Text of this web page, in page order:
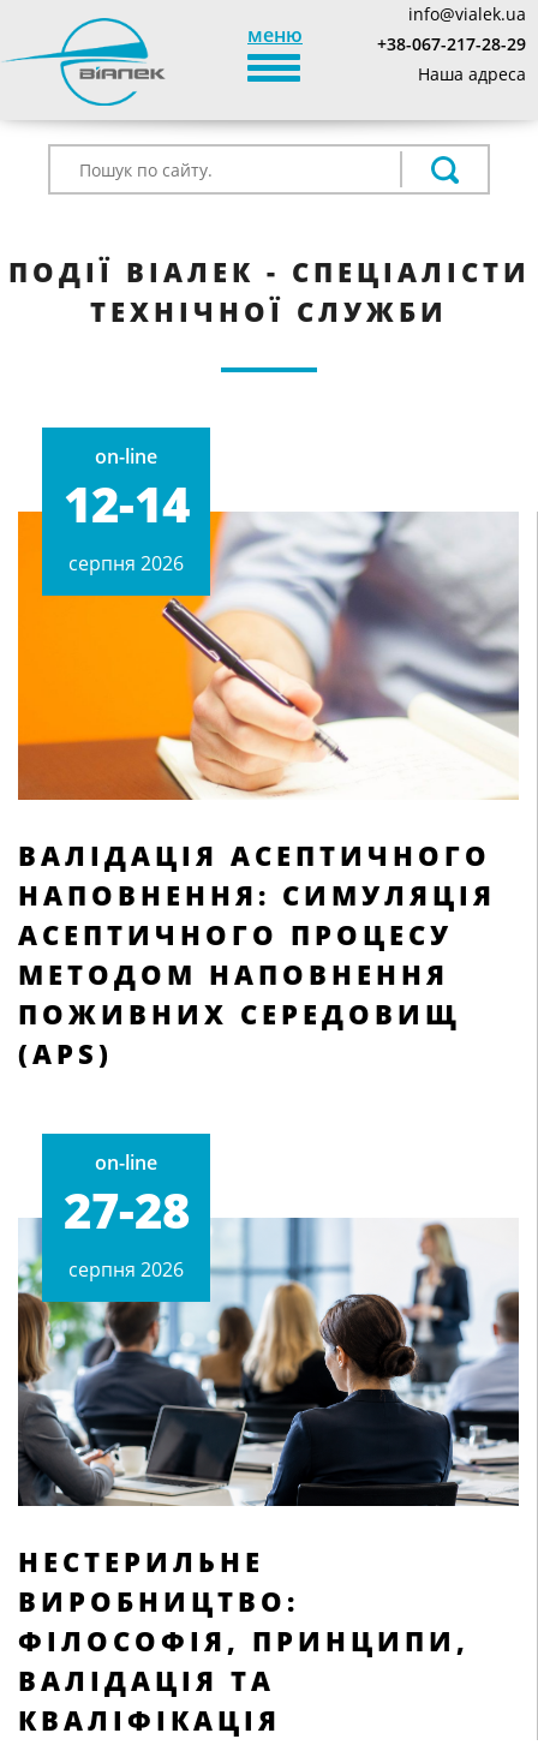
меню
TOGGLE_NAVIGATION
info@vialek.ua
+38-067-217-28-29
Наша адреса
ПОДІЇ ВІАЛЕК - СПЕЦІАЛІСТИ
ТЕХНІЧНОЇ СЛУЖБИ
on-line
12-14
cерпня 2026
ВАЛІДАЦІЯ АСЕПТИЧНОГО
НАПОВНЕННЯ: СИМУЛЯЦІЯ
АСЕПТИЧНОГО ПРОЦЕСУ
МЕТОДОМ НАПОВНЕННЯ
ПОЖИВНИХ СЕРЕДОВИЩ
(APS)
on-line
27-28
cерпня 2026
НЕСТЕРИЛЬНЕ
ВИРОБНИЦТВО:
ФІЛОСОФІЯ, ПРИНЦИПИ,
ВАЛІДАЦІЯ ТА
КВАЛІФІКАЦІЯ